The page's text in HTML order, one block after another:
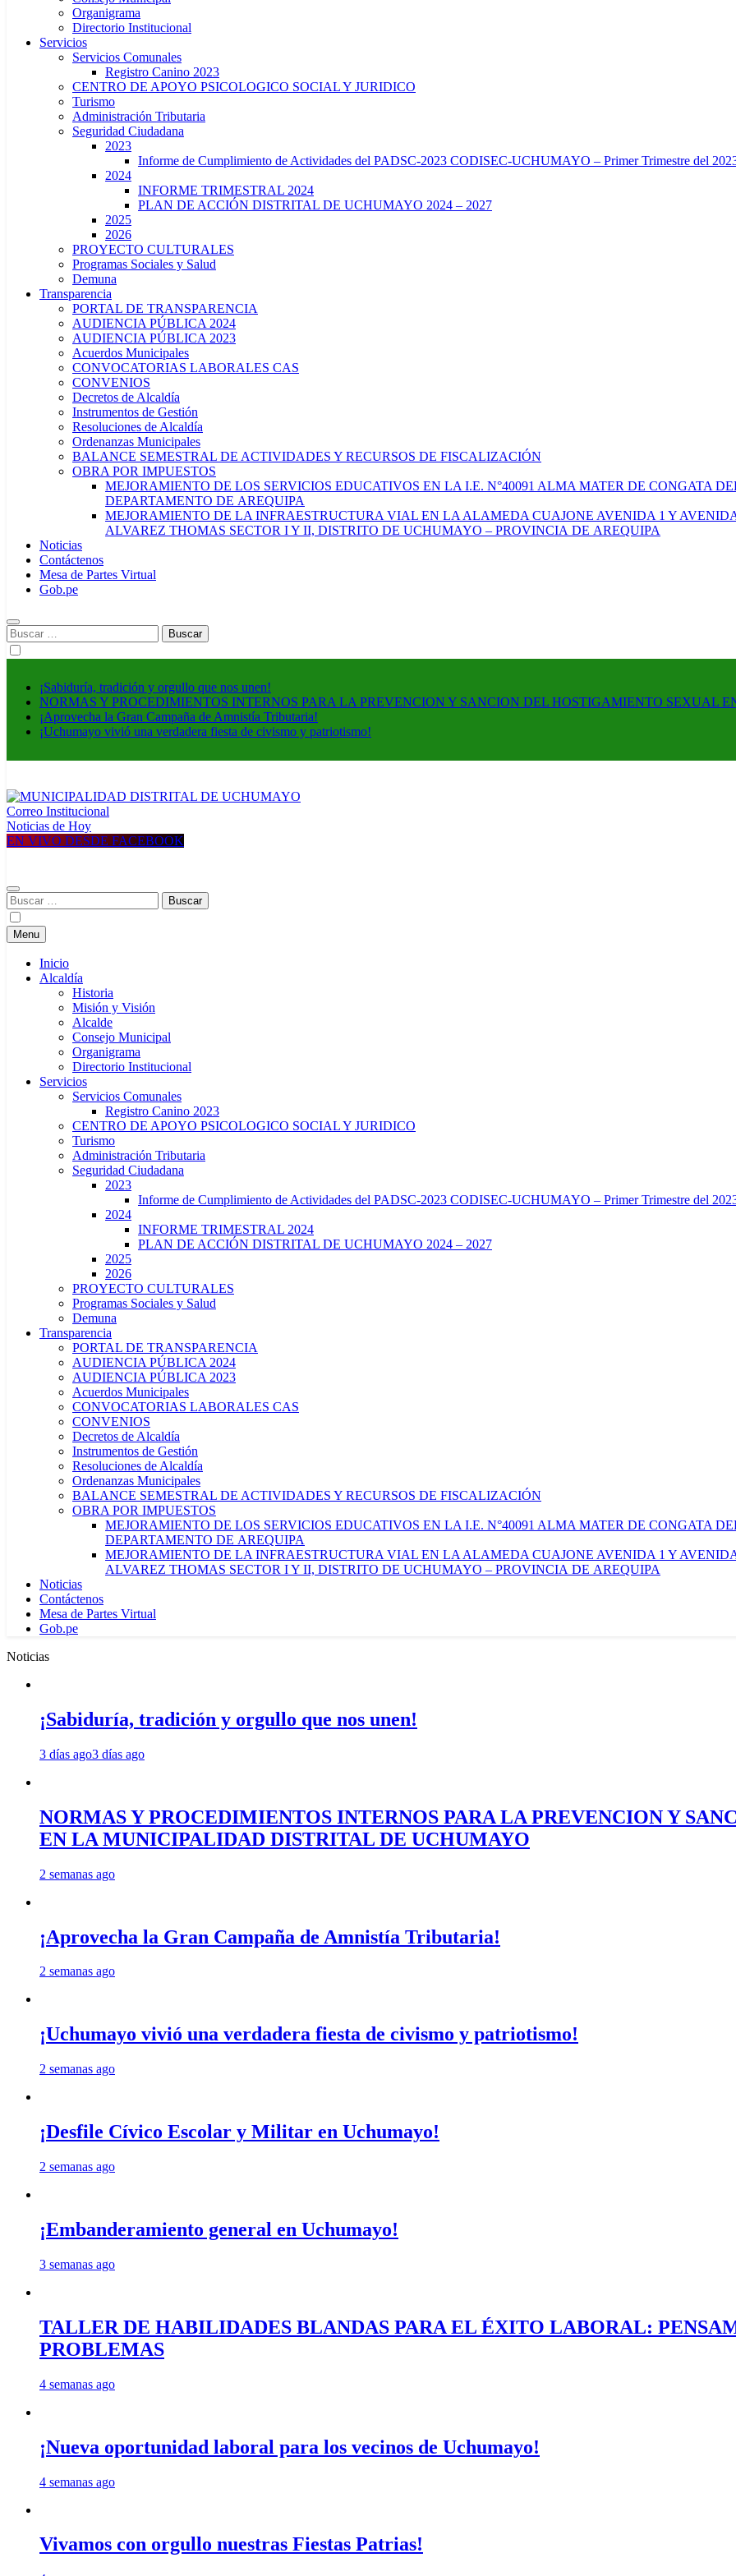
Organigrama
Directorio Institucional
Servicios
Servicios Comunales
Registro Canino 2023
CENTRO DE APOYO PSICOLOGICO SOCIAL Y JURIDICO
Turismo
Administración Tributaria
Seguridad Ciudadana
2023
Informe de Cumplimiento de Actividades del PADSC-2023 CODISEC-UCHUMAYO – Primer Trimestre del
2024
INFORME TRIMESTRAL 2024
PLAN DE ACCIÓN DISTRITAL DE UCHUMAYO 2024 – 2027
2025
2026
PROYECTO CULTURALES
Programas Sociales y Salud
Demuna
Transparencia
PORTAL DE TRANSPARENCIA
AUDIENCIA PÚBLICA 2024
AUDIENCIA PÚBLICA 2023
Acuerdos Municipales
CONVOCATORIAS LABORALES CAS
CONVENIOS
Decretos de Alcaldía
Instrumentos de Gestión
Resoluciones de Alcaldía
Ordenanzas Municipales
BALANCE SEMESTRAL DE ACTIVIDADES Y RECURSOS DE FISCALIZACIÓN
OBRA POR IMPUESTOS
MEJORAMIENTO DE LOS SERVICIOS EDUCATIVOS EN LA I.E. N°40091 ALMA MATER DE CONGATA
DEPARTAMENTO DE AREQUIPA
MEJORAMIENTO DE LA INFRAESTRUCTURA VIAL EN LA ALAMEDA CUAJONE AVENIDA 1 Y
ALVAREZ THOMAS SECTOR I Y II, DISTRITO DE UCHUMAYO – PROVINCIA DE AREQUIPA
Noticias
Contáctenos
Mesa de Partes Virtual
Gob.pe
Buscar:
¡Sabiduría, tradición y orgullo que nos unen!
NORMAS Y PROCEDIMIENTOS INTERNOS PARA LA PREVENCION Y SANCION DEL HOSTIGAMIENTO SEXUAL
¡Aprovecha la Gran Campaña de Amnistía Tributaria!
¡Uchumayo vivió una verdadera fiesta de civismo y patriotismo!
MUNICIPALIDAD DISTRITAL DE UCHUMAYO
Construyendo una nueva Historia
Correo Institucional
Noticias de Hoy
EN VIVO DESDE FACEBOOK
Buscar:
Menu
Inicio
Alcaldía
Historia
Misión y Visión
Alcalde
Consejo Municipal
Organigrama
Directorio Institucional
Servicios
Servicios Comunales
Registro Canino 2023
CENTRO DE APOYO PSICOLOGICO SOCIAL Y JURIDICO
Turismo
Administración Tributaria
Seguridad Ciudadana
2023
Informe de Cumplimiento de Actividades del PADSC-2023 CODISEC-UCHUMAYO – Primer Trimestre del
2024
INFORME TRIMESTRAL 2024
PLAN DE ACCIÓN DISTRITAL DE UCHUMAYO 2024 – 2027
2025
2026
PROYECTO CULTURALES
Programas Sociales y Salud
Demuna
Transparencia
PORTAL DE TRANSPARENCIA
AUDIENCIA PÚBLICA 2024
AUDIENCIA PÚBLICA 2023
Acuerdos Municipales
CONVOCATORIAS LABORALES CAS
CONVENIOS
Decretos de Alcaldía
Instrumentos de Gestión
Resoluciones de Alcaldía
Ordenanzas Municipales
BALANCE SEMESTRAL DE ACTIVIDADES Y RECURSOS DE FISCALIZACIÓN
OBRA POR IMPUESTOS
MEJORAMIENTO DE LOS SERVICIOS EDUCATIVOS EN LA I.E. N°40091 ALMA MATER DE CONGATA
DEPARTAMENTO DE AREQUIPA
MEJORAMIENTO DE LA INFRAESTRUCTURA VIAL EN LA ALAMEDA CUAJONE AVENIDA 1 Y
ALVAREZ THOMAS SECTOR I Y II, DISTRITO DE UCHUMAYO – PROVINCIA DE AREQUIPA
Noticias
Contáctenos
Mesa de Partes Virtual
Gob.pe
Noticias
¡Sabiduría, tradición y orgullo que nos unen!
3 días ago3 días ago
NORMAS Y PROCEDIMIENTOS INTERNOS PARA LA PREVENCION Y
EN LA MUNICIPALIDAD DISTRITAL DE UCHUMAYO
2 semanas ago
¡Aprovecha la Gran Campaña de Amnistía Tributaria!
2 semanas ago
¡Uchumayo vivió una verdadera fiesta de civismo y patriotismo!
2 semanas ago
¡Desfile Cívico Escolar y Militar en Uchumayo!
2 semanas ago
¡Embanderamiento general en Uchumayo!
3 semanas ago
TALLER DE HABILIDADES BLANDAS PARA EL ÉXITO LABORAL:
PROBLEMAS
4 semanas ago
¡Nueva oportunidad laboral para los vecinos de Uchumayo!
4 semanas ago
Vivamos con orgullo nuestras Fiestas Patrias!